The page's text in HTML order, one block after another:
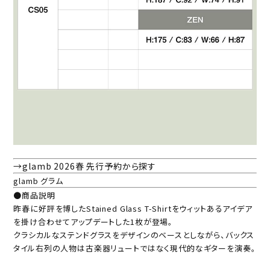
→glamb 2026春 先行予約から探す
glamb グラム
●商品説明
昨春に好評を博したStained Glass T-Shirtをウィットあるアイデア
を掛け合わせてアップデートした1枚が登場。
クラシカルなステンドグラスをデザインのベースとしながら、バックス
タイル右列の人物は古楽器リュートではなく現代的なギターを演奏。